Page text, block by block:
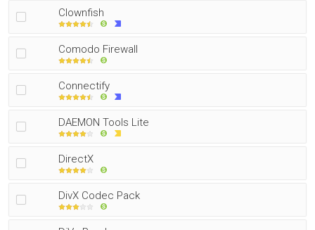
Clownfish
Comodo Firewall
Connectify
DAEMON Tools Lite
DirectX
DivX Codec Pack